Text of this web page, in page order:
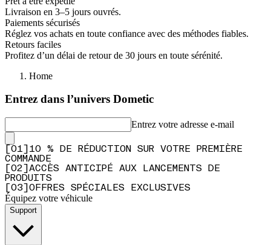
Livraison en 3–5 jours ouvrés.
Paiements sécurisés
Réglez vos achats en toute confiance avec des méthodes fiables.
Retours faciles
Profitez d’un délai de retour de 30 jours en toute sérénité.
Home
Entrez dans l’univers Dometic
Entrez votre adresse e-mail
01
10 % DE RÉDUCTION SUR VOTRE PREMIÈRE
COMMANDE
02
ACCÈS ANTICIPÉ AUX LANCEMENTS DE
PRODUITS
03 OFFRES SPÉCIALES EXCLUSIVES
Équipez votre véhicule
Support